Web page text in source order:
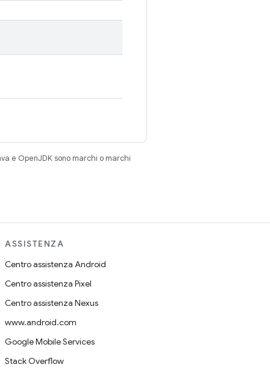
e OpenJDK sono marchi o marchi
ASSISTENZA
Centro assistenza Android
Centro assistenza Pixel
Centro assistenza Nexus
www.android.com
Google Mobile Services
Stack Overflow